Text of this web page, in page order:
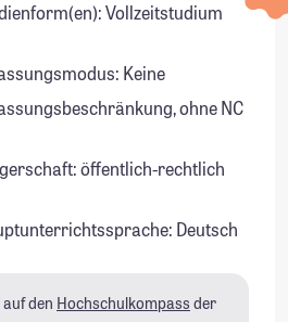
Vollzeitstudium
Keine
ohne NC
öffentlich-rechtlich
Deutsch
den Hochschulkompass der